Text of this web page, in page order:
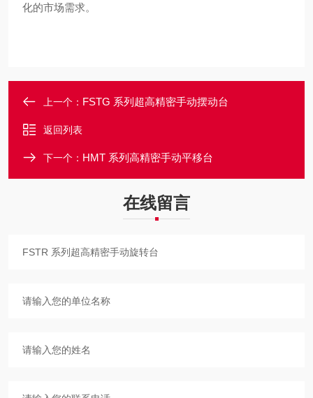
化的市场需求。
上一个： FSTG 系列超高精密手动摆动台
返回列表
下一个： HMT 系列高精密手动平移台
在线留言